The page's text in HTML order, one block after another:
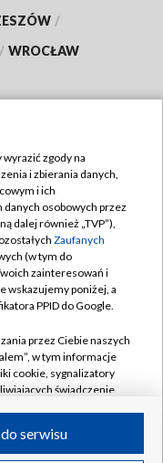
/
/ WROCŁAW
zgody na
i zbierania danych,
i ich
osobowych przez
dalej również „TVP”),
Zaufanych
(w tym do
zainteresowań i
wskazujemy poniżej, a
PPID do Google.
przez Ciebie naszych
w tym informacje
cookie, sygnalizatory
świadczenie
serwisu